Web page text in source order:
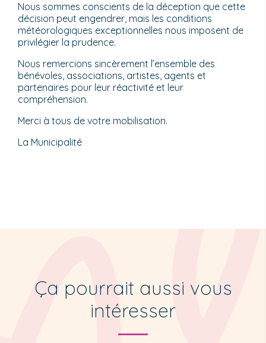
Nous sommes conscients de la déception que cette
décision peut engendrer, mais les conditions
météorologiques exceptionnelles nous imposent de
privilégier la prudence.
Nous remercions sincèrement l’ensemble des
bénévoles, associations, artistes, agents et
partenaires pour leur réactivité et leur
compréhension.
Merci à tous de votre mobilisation.
La Municipalité
Ça pourrait aussi vous
intéresser